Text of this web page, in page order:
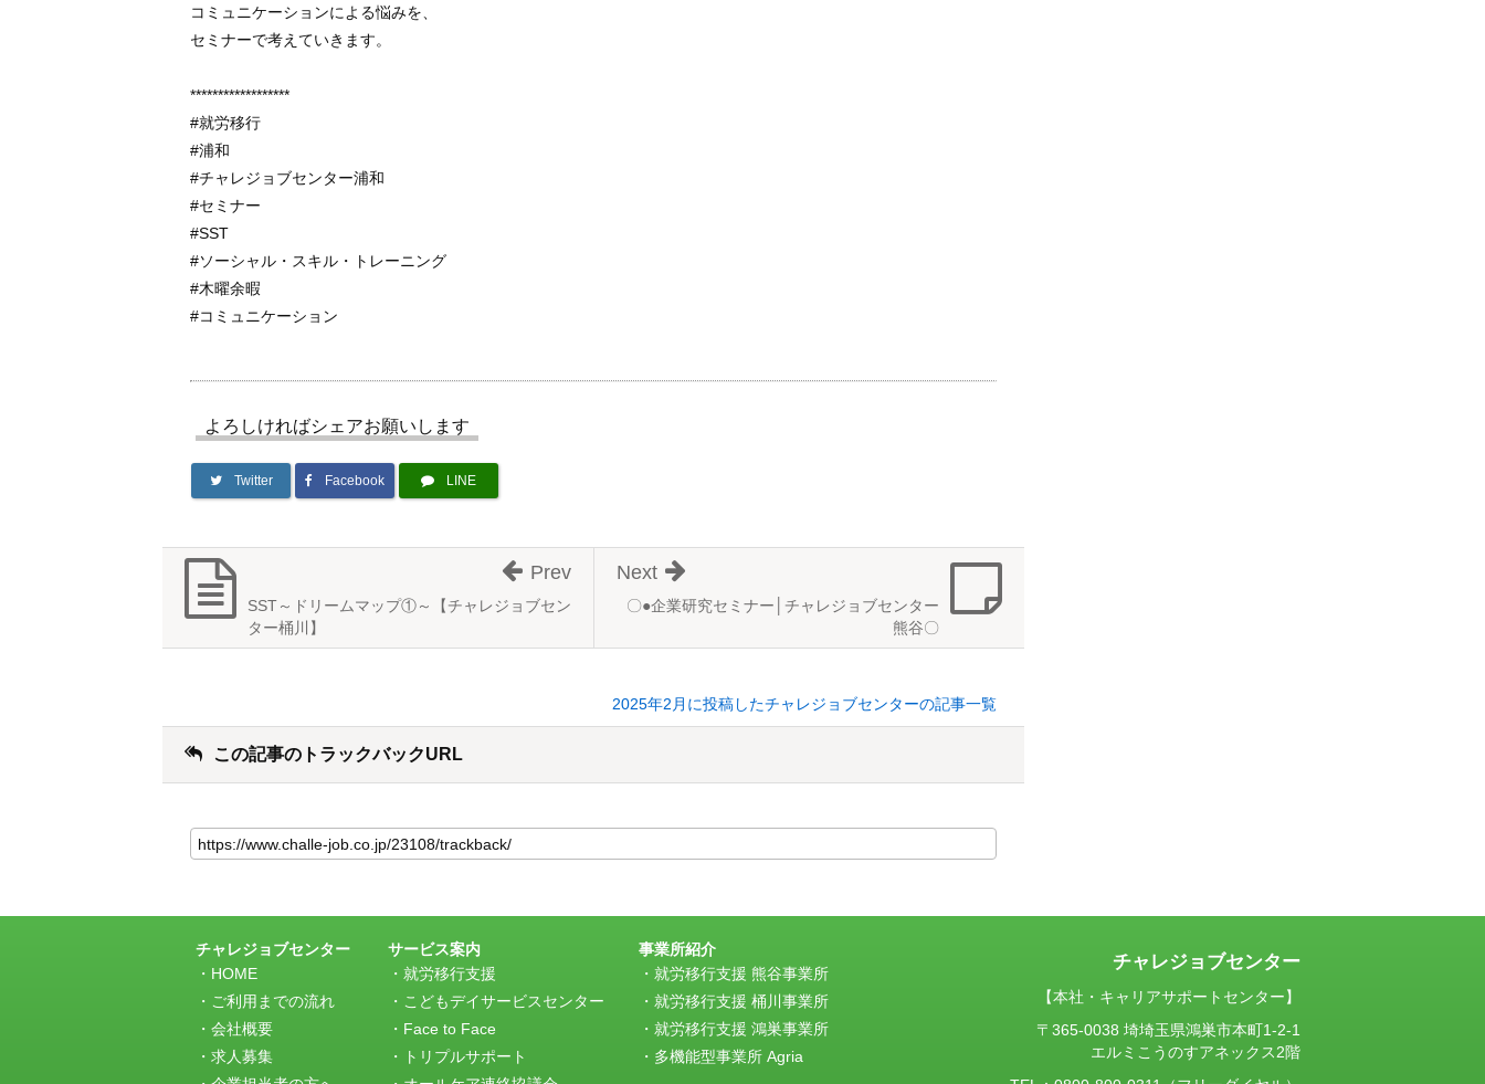
コミュニケーションによる悩みを、
セミナーで考えていきます。
******************
#就労移行
#浦和
#チャレジョブセンター浦和
#セミナー
#SST
#ソーシャル・スキル・トレーニング
#木曜余暇
#コミュニケーション
よろしければシェアお願いします
Twitter Facebook LINE
〇●企業研究セミナー│チャレジョブセンター
熊谷〇
Next
SST～ドリームマップ①～【チャレジョブセン
ター桶川】
Prev
2025年2月に投稿したチャレジョブセンターの記事一覧
この記事のトラックバックURL
の
記
ラ
ッ
ク
チャレジョブセンター
HOME
ご利用までの流れ
会社概要
求人募集
サービス案内
就労移行支援
こどもデイサービスセンター
Face to Face
トリプルサポート
事業所紹介
就労移行支援 熊谷事業所
就労移行支援 桶川事業所
就労移行支援 鴻巣事業所
多機能型事業所 Agria
チャレジョブセンター
【本社・キャリアサポートセンター】
〒365-0038 埼埼玉県鴻巣市本町1-2-1
エルミこうのすアネックス2階